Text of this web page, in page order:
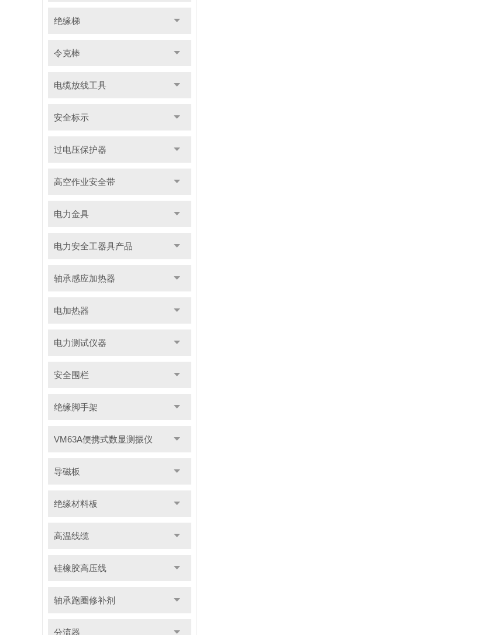
绝缘梯
令克棒
电缆放线工具
安全标示
过电压保护器
高空作业安全带
电力金具
电力安全工器具产品
轴承感应加热器
电加热器
电力测试仪器
安全围栏
绝缘脚手架
VM63A便携式数显测振仪
导磁板
绝缘材料板
高温线缆
硅橡胶高压线
轴承跑圈修补剂
分流器